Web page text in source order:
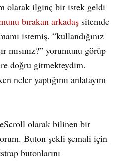
olarak ilginç bir istek geldi
bırakan arkadaş sitemde
istemiş. “kullandığınız
mısınız?” yorumunu görüp
doğru gitmekteydim.
neler yaptığımı anlatayım
olarak bilinen bir
Buton şekli şemali için
butonlarını